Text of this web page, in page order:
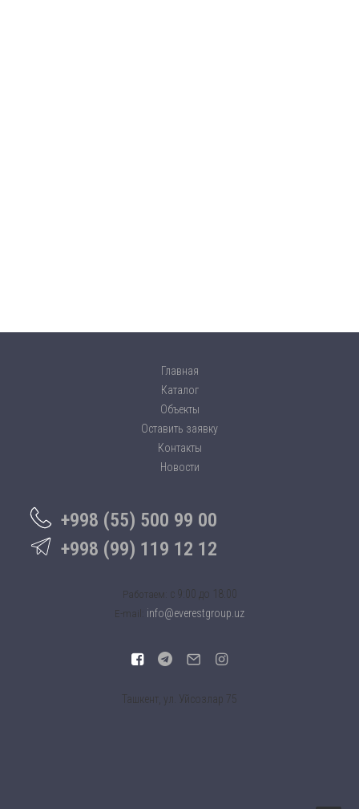
Главная
Каталог
Объекты
Оставить заявку
Контакты
Новости
+998 (55) 500 99 00
+998 (99) 119 12 12
Работаем: c 9:00 до 18:00
E-mail: info@everestgroup.uz
Ташкент, ул. Уйсозлар 75